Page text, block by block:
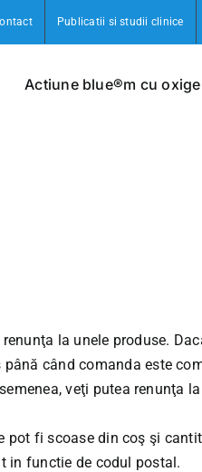
Publicatii si studii clinice
Actiune blue®m cu
la unele produse.
când comanda este
veţi putea renunţa
pot fi scoase din coş şi
in functie de codul postal.